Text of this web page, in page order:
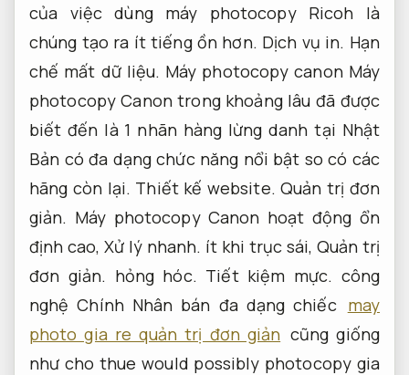
của việc dùng máy photocopy Ricoh là
chúng tạo ra ít tiếng ồn hơn. Dịch vụ in. Hạn
chế mất dữ liệu. Máy photocopy canon Máy
photocopy Canon trong khoảng lâu đã được
biết đến là 1 nhãn hàng lừng danh tại Nhật
Bản có đa dạng chức năng nổi bật so có các
hãng còn lại. Thiết kế website. Quản trị đơn
giản. Máy photocopy Canon hoạt động ổn
định cao,Xử lý nhanh. ít khi trục sái, Quản trị
đơn giản. hỏng hóc. Tiết kiệm mực. công
nghệ Chính Nhân bán đa dạng chiếc may
photo gia re quản trị đơn giản cũng giống
như cho thue would possibly photocopy gia